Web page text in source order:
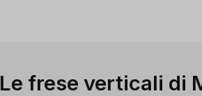
Le frese verticali di